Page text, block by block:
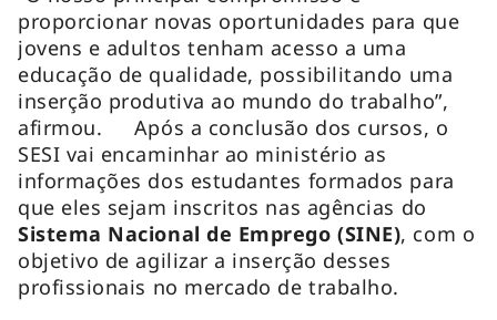
proporcionar novas oportunidades para que
jovens e adultos tenham acesso a uma
educação de qualidade, possibilitando uma
inserção produtiva ao mundo do trabalho”,
afirmou. Após a conclusão dos cursos, o
SESI vai encaminhar ao ministério as
informações dos estudantes formados para
que eles sejam inscritos nas agências do
Sistema Nacional de Emprego (SINE), com o
objetivo de agilizar a inserção desses
profissionais no mercado de trabalho.